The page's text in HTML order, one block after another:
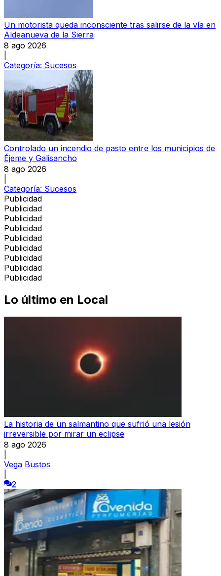
Un motorista queda inconsciente tras salirse de la vía en
Aldeanueva de la Sierra
8 ago 2026
Categoría: Sucesos
Controlado un incendio de pasto entre los municipios de
Éjeme y Galisancho
8 ago 2026
Categoría: Sucesos
Publicidad
Publicidad
Publicidad
Publicidad
Publicidad
Publicidad
Publicidad
Publicidad
Publicidad
Lo último en Local
La historia de un salmantino que sufrió una lesión
irreversible por mirar un eclipse
8 ago 2026
Vega Bustos
2